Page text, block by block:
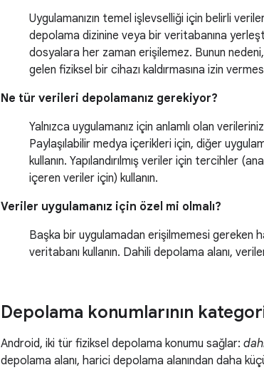
Uygulamanızın temel işlevselliği için belirli
depolama dizinine veya bir veritabanına
dosyalara her zaman erişilemez. Bunun nedeni,
gelen fiziksel bir cihazı kaldırmasına izin
Ne tür verileri depolamanız gerekiyor?
Yalnızca uygulamanız için anlamlı olan
Paylaşılabilir medya içerikleri için, diğer
kullanın. Yapılandırılmış veriler için tercihler
içeren veriler için) kullanın.
Veriler uygulamanız için özel mi olmalı?
Başka bir uygulamadan erişilmemesi
veritabanı kullanın. Dahili depolama alanı,
Depolama konumlarının
Android, iki tür fiziksel depolama konumu sağlar:
depolama alanı, harici depolama alanından daha